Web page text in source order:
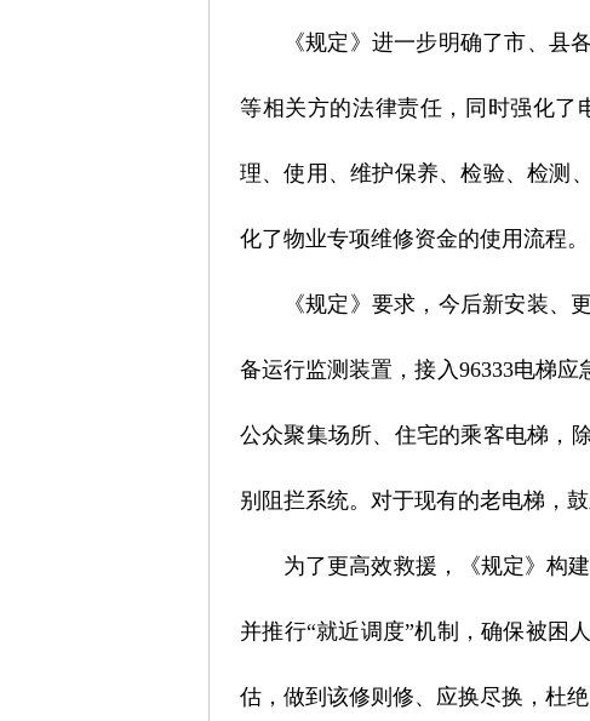
《规定》进一步明确了市、
等相关方的法律责任，同时强化了
理、使用、维护保养、检验、检测
化了物业专项维修资金的使用流程
《规定》要求，今后新安装
备运行监测装置，接入96333电梯
公众聚集场所、住宅的乘客电梯，
别阻拦系统。对于现有的老电梯，
为了更高效救援，《规定》构
并推行“就近调度”机制，确保被困
估，做到该修则修、应换尽换，杜